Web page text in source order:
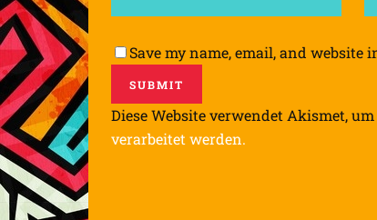
Save my name, email, and
Diese Website verwendet Akismet,
verarbeitet werden.